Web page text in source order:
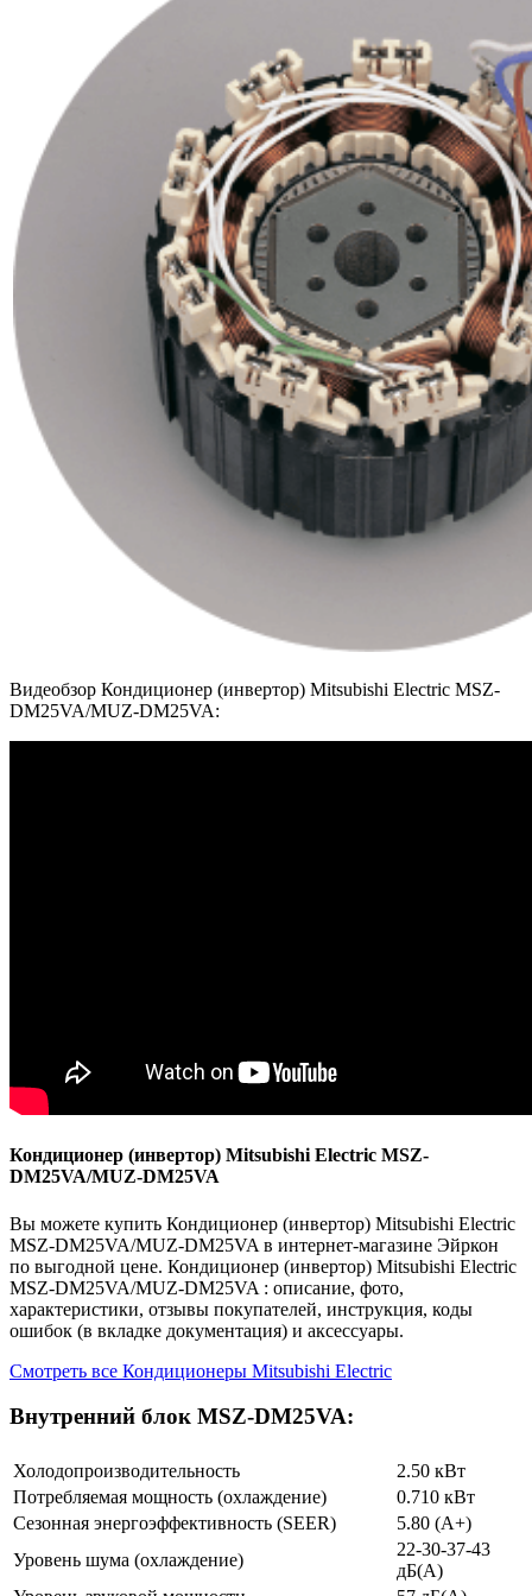
Видеобзор Кондиционер (инвертор) Mitsubishi Electric MSZ-
DM25VA/MUZ-DM25VA:
Кондиционер (инвертор) Mitsubishi Electric MSZ-
DM25VA/MUZ-DM25VA
Вы можете купить Кондиционер (инвертор) Mitsubishi Electric
MSZ-DM25VA/MUZ-DM25VA в интернет-магазине Эйркон
по выгодной цене. Кондиционер (инвертор) Mitsubishi Electric
MSZ-DM25VA/MUZ-DM25VA : описание, фото,
характеристики, отзывы покупателей, инструкция, коды
ошибок (в вкладке документация) и аксессуары.
Смотреть все Кондиционеры Mitsubishi Electric
Внутренний блок MSZ-DM25VA:
Холодопроизводительность
2.50 кВт
Потребляемая мощность (охлаждение)
0.710 кВт
Сезонная энергоэффективность (SEER)
5.80 (A+)
Уровень шума (охлаждение)
22-30-37-43
дБ(А)